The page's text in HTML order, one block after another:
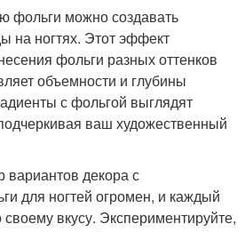
фольги можно создавать
на ногтях. Этот эффект
фольги разных оттенков
объемности и глубины
с фольгой выглядят
ваш художественный
декора с
для ногтей огромен, и каждый
вкусу. Экспериментируйте,